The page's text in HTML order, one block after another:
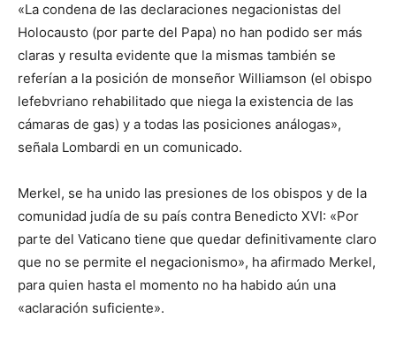
«La condena de las declaraciones negacionistas del
Holocausto (por parte del Papa) no han podido ser más
claras y resulta evidente que la mismas también se
referían a la posición de monseñor Williamson (el obispo
lefebvriano rehabilitado que niega la existencia de las
cámaras de gas) y a todas las posiciones análogas»,
señala Lombardi en un comunicado.
Merkel, se ha unido las presiones de los obispos y de la
comunidad judía de su país contra Benedicto XVI: «Por
parte del Vaticano tiene que quedar definitivamente claro
que no se permite el negacionismo», ha afirmado Merkel,
para quien hasta el momento no ha habido aún una
«aclaración suficiente».